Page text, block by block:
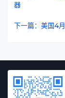
器
下一篇：美国4